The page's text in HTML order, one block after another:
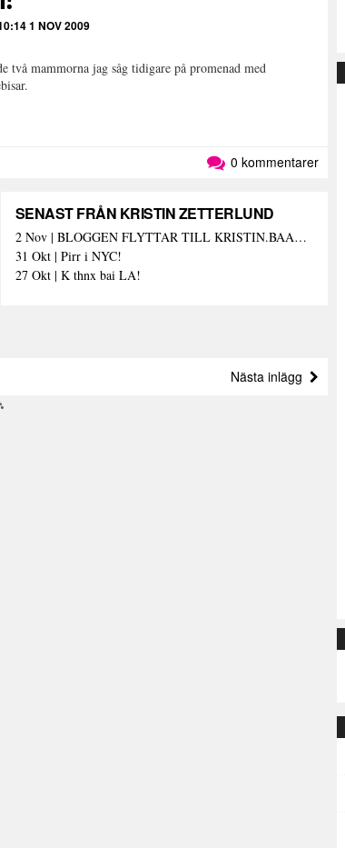
1 NOV 2009
två mammorna jag såg tidigare på promenad med
0 kommentarer
SENAST FRÅN KRISTIN ZETTERLUND
2 Nov | BLOGGEN FLYTTAR TILL KRISTIN.BAAAM.SE!
31 Okt | Pirr i NYC!
27 Okt | K thnx bai LA!
Nästa inlägg